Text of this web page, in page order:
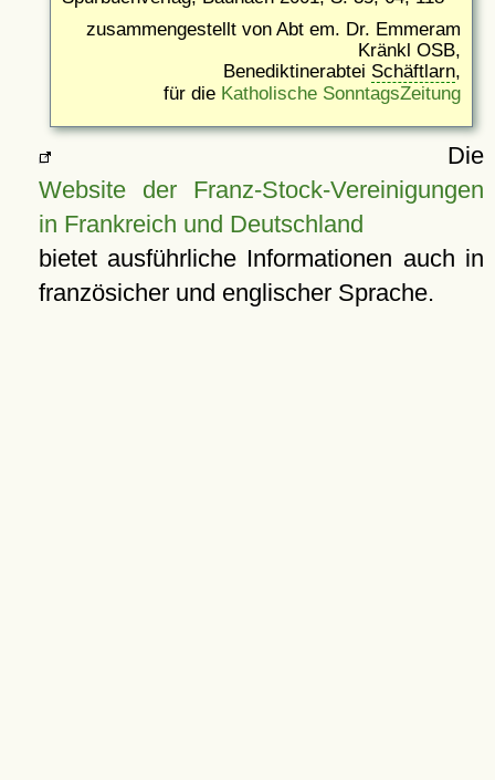
zusammengestellt von Abt em. Dr. Emmeram
Kränkl OSB,
Benediktinerabtei Schäftlarn,
für die Katholische SonntagsZeitung
Die
Website der Franz-Stock-Vereinigungen
in Frankreich und Deutschland
bietet ausführliche Informationen auch in
französicher und englischer Sprache.